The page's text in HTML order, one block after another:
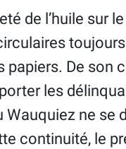
de l’huile sur
De son
les
ne se
continuité, le